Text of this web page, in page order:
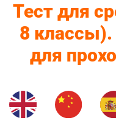
Тест для
8
для